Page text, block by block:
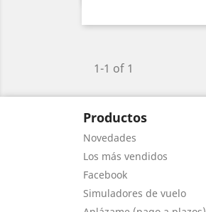
1-1 of 1
Productos
Novedades
Los más vendidos
Facebook
Simuladores de vuelo